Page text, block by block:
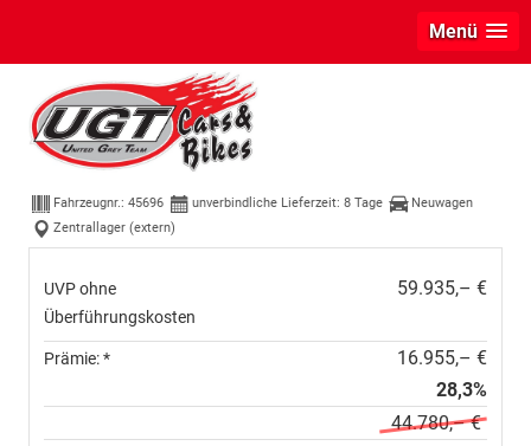
Menü
Cupra LeonVZ 333PS DSG 4Drive
Matrix+Navi+AHK+Alu19+Sitzheiz+IntelligentDrive
Fahrzeugnr.: 45696 unverbindliche Lieferzeit: 8 Tage
Neuwagen
Zentrallager (extern)
UVP ohne
Überführungskosten
59.935,– €
Prämie: *
16.955,– €
28,3%
44.780,– €